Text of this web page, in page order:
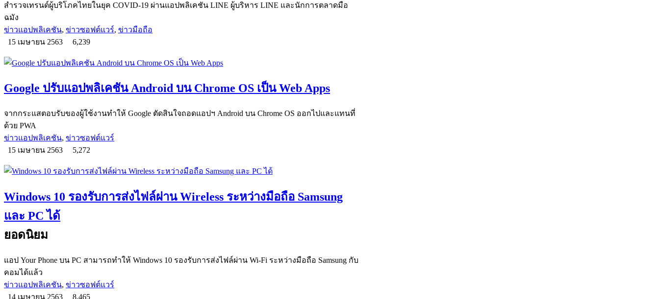
สำรวจเทรนด์ผู้บริโภคไทยในยุค COVID-19 ผ่านแอปพลิเคชัน LINE ผู้บริหาร LINE และนักการตลาดมือ
ฉมัง
ข่าวแอปพลิเคชัน, ข่าวซอฟต์แวร์, ข่าวมือถือ
15 เมษายน 2563
6,239
Google ปรับแอปพลิเคชัน Android บน Chrome OS เป็น Web Apps
จากกระแสตอบรับของผู้ใช้งานทำให้ Google ตัดสินใจถอดแอปฯ Android บน Chrome OS ออกไปและแทนที่
ด้วย PWA
ข่าวแอปพลิเคชัน, ข่าวซอฟต์แวร์
15 เมษายน 2563
5,272
Windows 10 รองรับการส่งไฟล์ผ่าน Wireless ระหว่างมือถือ Samsung
และ PC ได้
ยอดนิยม
แอป Your Phone บน PC สามารถทำให้ Windows 10 รองรับการส่งไฟล์ผ่าน Wi-Fi ระหว่างมือถือ Samsung กับ
คอมได้แล้ว
ข่าวแอปพลิเคชัน, ข่าวซอฟต์แวร์
14 เมษายน 2563
8,465